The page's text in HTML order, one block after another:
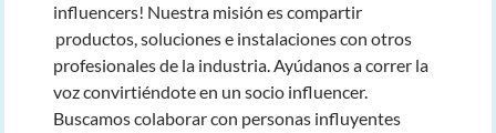
influencers! Nuestra misión es compartir
productos, soluciones e instalaciones con otros
profesionales de la industria. Ayúdanos a correr la
voz convirtiéndote en un socio influencer.
Buscamos colaborar con personas influyentes